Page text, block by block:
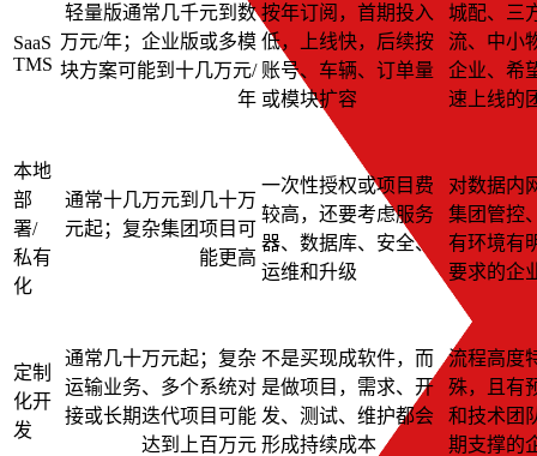
SaaS
TMS
轻量版通常几千元到数
万元/年；企业版或多模
块方案可能到十几万元/
年
按年订阅，首期投入
低，上线快，后续按
账号、车辆、订单量
或模块扩容
城配、三
流、中小
企业、希
速上线的
本地
部
署/
私有
化
通常十几万元到几十万
元起；复杂集团项目可
能更高
一次性授权或项目费
较高，还要考虑服务
器、数据库、安全、
运维和升级
对数据内
集团管控
有环境有
要求的企
定制
化开
发
通常几十万元起；复杂
运输业务、多个系统对
接或长期迭代项目可能
达到上百万元
不是买现成软件，而
是做项目，需求、开
发、测试、维护都会
形成持续成本
流程高度
殊，且有
和技术团
期支撑的